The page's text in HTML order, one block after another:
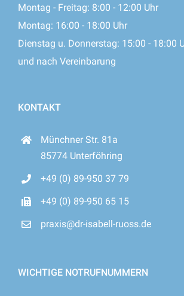
Montag - Freitag: 8:00 - 12:00 Uhr
Montag: 16:00 - 18:00 Uhr
Dienstag u. Donnerstag: 15:00 - 18:00
und nach Vereinbarung
KONTAKT
Münchner Str. 81a
85774 Unterföhring
+49 (0) 89-950 37 79
+49 (0) 89-950 65 15
praxis@dr-isabell-ruoss.de
WICHTIGE NOTRUFNUMMERN